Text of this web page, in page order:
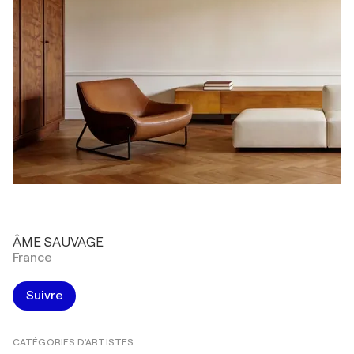
ÂME SAUVAGE
France
Suivre
CATÉGORIES D'ARTISTES